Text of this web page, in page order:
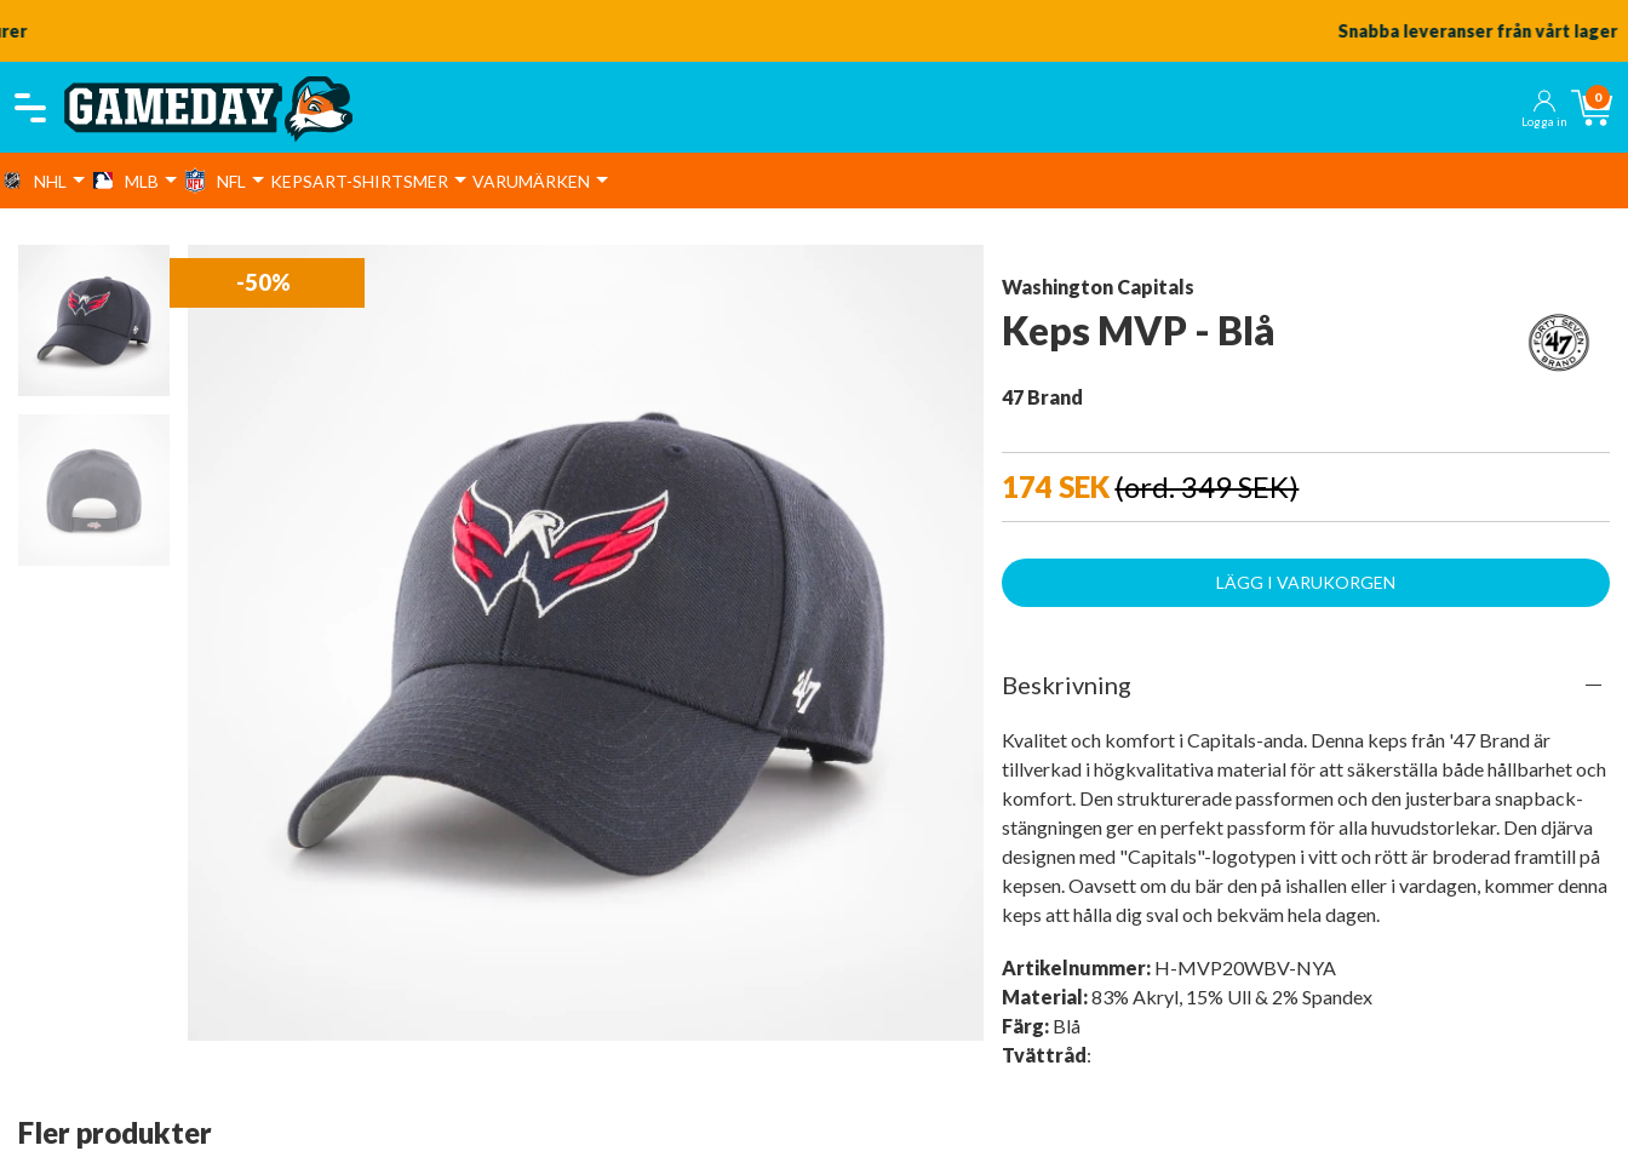
Logga in
0
NHL MLB NFL KEPSART-SHIRTSMER VARUMÄRKEN
-50% Washington Capitals
Keps MVP - Blå
47 Brand
174 SEK(ord. 349 SEK)
LÄGG I VARUKORGEN
Beskrivning
Kvalitet och komfort i Capitals-anda. Denna keps från '47 Brand är
tillverkad i högkvalitativa material för att säkerställa både hållbarhet och
komfort. Den strukturerade passformen och den justerbara snapback-
stängningen ger en perfekt passform för alla huvudstorlekar. Den djärva
designen med "Capitals"-logotypen i vitt och rött är broderad framtill på
kepsen. Oavsett om du bär den på ishallen eller i vardagen, kommer denna
keps att hålla dig sval och bekväm hela dagen.
Artikelnummer: H-MVP20WBV-NYA
Material:83% Akryl, 15% Ull & 2% Spandex
Färg: Blå
Tvättråd:
Fler produkter